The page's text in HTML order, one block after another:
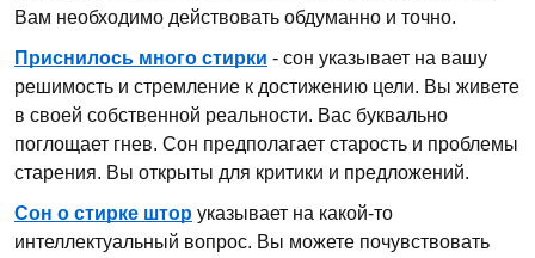
Вам необходимо действовать обдуманно и точно.
Приснилось много стирки - сон указывает на вашу
решимость и стремление к достижению цели. Вы живете
в своей собственной реальности. Вас буквально
поглощает гнев. Сон предполагает старость и проблемы
старения. Вы открыты для критики и предложений.
Сон о стирке штор указывает на какой-то
интеллектуальный вопрос. Вы можете почувствовать